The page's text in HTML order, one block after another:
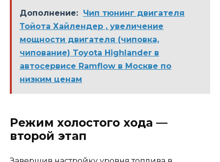
Дополнение: Чип тюнинг двигателя
Тойота Хайлендер , увеличение
мощности двигателя (чиповка,
чипование) Toyota Highlander в
автосервисе Ramflow в Москве по
низким ценам
Режим холостого хода —
второй этап